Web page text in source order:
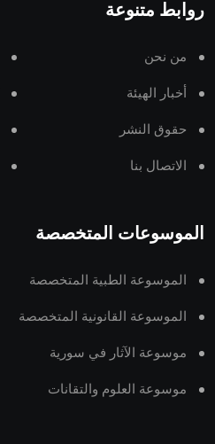
روابط متنوعة
من نحن
أخبار الهيئة
حقوق النشر
الاتصال بنا
الموسوعات المتخصصة
الموسوعة الطبية المتخصصة
الموسوعة القانونية المتخصصة
موسوعة الآثار في سورية
موسوعة العلوم والتقانات